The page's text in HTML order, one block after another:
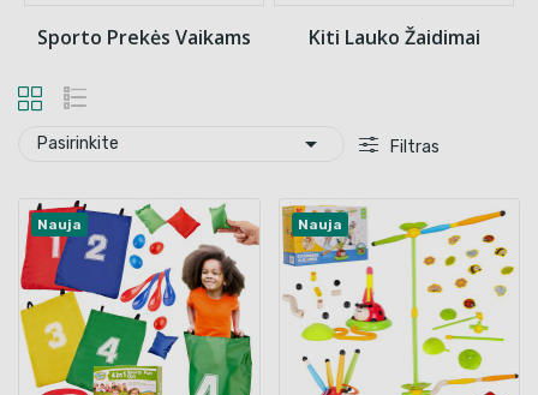
Sporto Prekės Vaikams Kiti Lauko Žaidimai
Pasirinkite  Filtras
Nauja Nauja